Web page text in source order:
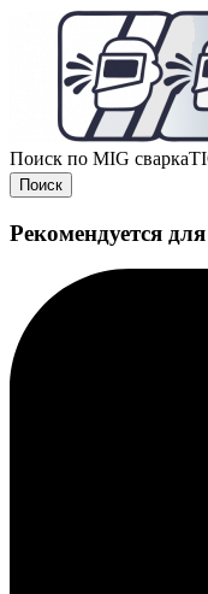
Поиск по MIG сварка
Поиск
Рекомендуется